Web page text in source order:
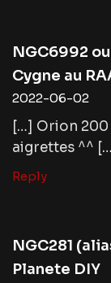
NGC6992
Cygne au
2022-06-02
[…] Orion 200
aigrettes ^^
Reply
NGC281
Planete DIY